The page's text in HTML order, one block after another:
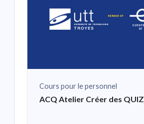
Cours pour le personnel
ACQ Atelier Créer des QUIZ